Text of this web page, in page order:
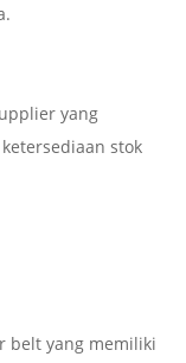
yang
stok
belt yang memiliki